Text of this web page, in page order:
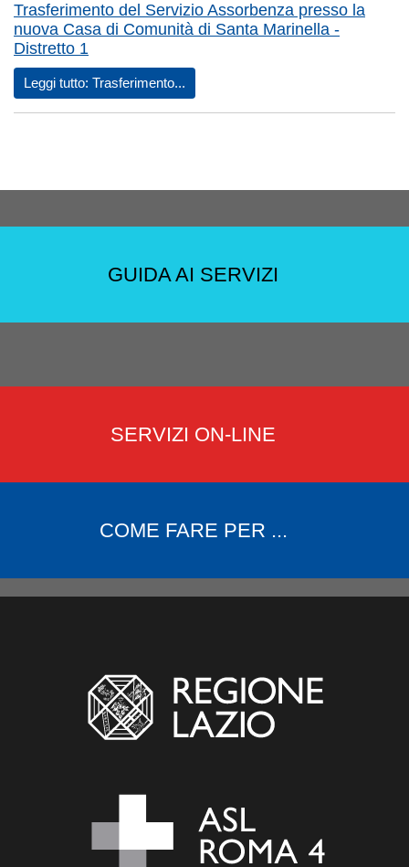
Trasferimento del Servizio Assorbenza presso la
nuova Casa di Comunità di Santa Marinella -
Distretto 1
Leggi tutto: Trasferimento...
GUIDA AI SERVIZI
SERVIZI ON-LINE
COME FARE PER ...